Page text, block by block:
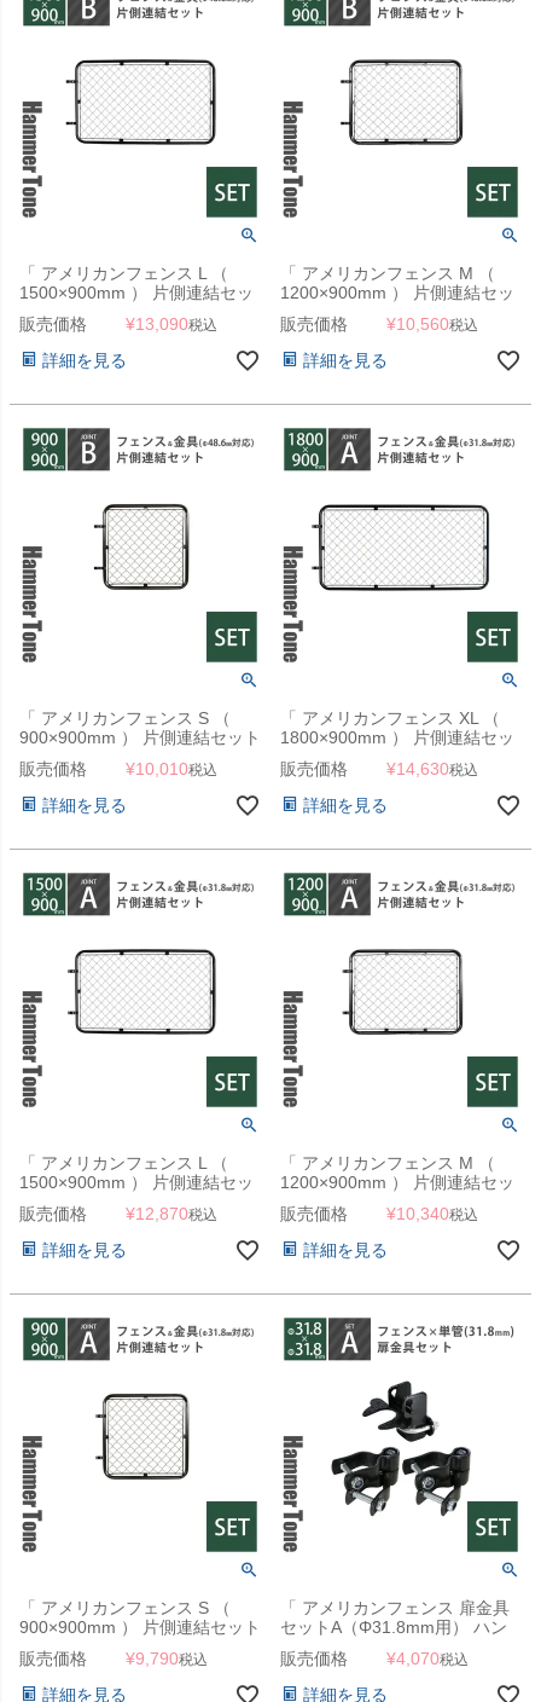
「 アメリカンフェンス L （
1500×900mm ） 片側連結セッ
ト B （ フェンス L + ジョイン
ト B 2個 ） ハンマートーンブ
ラック 」
販売価格 ¥13,090税込
詳細を見る
「 アメリカンフェンス M （
1200×900mm ） 片側連結セッ
ト B （ フェンス M + ジョイン
ト B 2個 ） ハンマートーンブ
ラック 」
販売価格 ¥10,560税込
詳細を見る
「 アメリカンフェンス S （
900×900mm ） 片側連結セット
B （ フェンス S + ジョイント B
2個 ） ハンマートーンブラック
」
販売価格 ¥10,010税込
詳細を見る
「 アメリカンフェンス XL （
1800×900mm ） 片側連結セッ
ト A （ フェンス XL + ジョイン
ト A 2個 ） ハンマートーンブラ
ック 」
販売価格 ¥14,630税込
詳細を見る
「 アメリカンフェンス L （
1500×900mm ） 片側連結セッ
ト A （ フェンス L + ジョイン
ト A 2個 ） ハンマートーンブラ
ック 」
販売価格 ¥12,870税込
詳細を見る
「 アメリカンフェンス M （
1200×900mm ） 片側連結セッ
ト A （ フェンス M + ジョイン
ト A 2個 ） ハンマートーンブラ
ック 」
販売価格 ¥10,340税込
詳細を見る
「 アメリカンフェンス S （
900×900mm ） 片側連結セット
A （ フェンス S + ジョイント A
2個 ） ハンマートーンブラック
」
販売価格 ¥9,790税込
詳細を見る
「 アメリカンフェンス 扉金具
セットA（Φ31.8mm用） ハン
マートーンブラック （ ヒンジ
A2個＋ラッチA1個） 」
販売価格 ¥4,070税込
詳細を見る